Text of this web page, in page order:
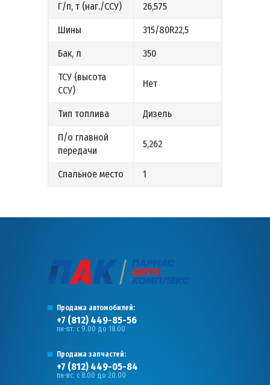
Г/п, т (наг./ССУ) 26,575
Шины 315/80R22,5
Бак, л 350
ТСУ (высота
ССУ)
Нет
Тип топлива Дизель
П/о главной
передачи
5,262
Спальное место 1
Продажа автомобилей:
+7 (812) 449-85-56
пн-пт: с 9.00 до 18.00
Продажа запчастей:
+7 (812) 449-05-84
пн-вс: с 8.00 до 20.00